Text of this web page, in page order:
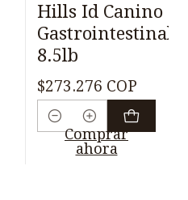
Hills Id Canino
Gastrointestinal
8.5lb
$273.276 COP
Cantidad
Comprar
ahora